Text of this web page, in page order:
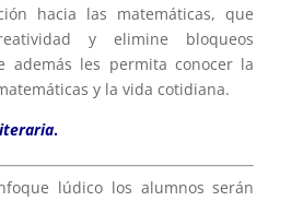
hacia las matemáticas, que
y elimine bloqueos
además les permita conocer la
y la vida cotidiana.
.
lúdico los alumnos serán